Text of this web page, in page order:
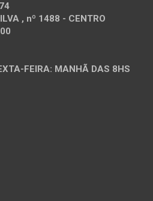
, nº 1488 - CENTRO
FEIRA: MANHÃ DAS 8HS